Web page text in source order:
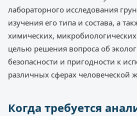
лабораторного исследования
изучения его типа и состава, а
химических,
целью решения вопроса об
безопасности и пригодности к
различных сферах человеческой
Когда требуется